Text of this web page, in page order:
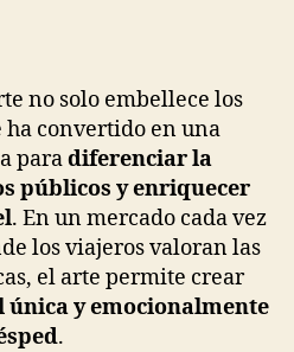
no solo embellece los
ha convertido en una
paradiferenciar la
públicos y enriquecer
. En un mercado cada vez
los viajeros valoran las
el arte permite crear
y emocionalmente
.